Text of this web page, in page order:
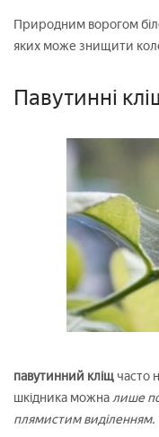
Природним ворогом
яких може знищити
Павутинні
павутинний кліщ часто
шкідника можналише по
плямистим виділенням.